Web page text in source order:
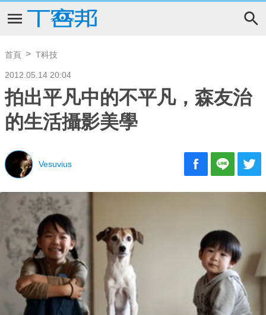
首頁 T科技
2012.05.14 20:04
拍出平凡中的不平凡，森友治
的生活攝影美學
Vesuvius